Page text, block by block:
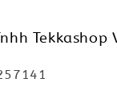
Tekkashop